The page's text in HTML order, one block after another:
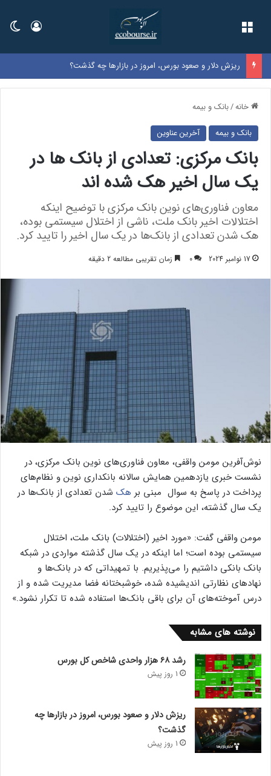
ورود
ریزش دلار و صعود بورس، امروز در بازارها چه گذشت؟
خانه/بانک و بیمه
بانک و بیمه آخرین عناوین
بانک مرکزی: تعدادی از بانک ها در
یک سال اخیر هک شده اند
معاون فناوری‌های نوین بانک مرکزی با توضیح اینکه
اختلالات اخیر بانک ملت، ناشی از اختلال سیستمی بوده،
هک شدن تعدادی از بانک‌ها در یک سال اخیر را تایید کرد.
17 نوامبر 2024 0 زمان تقریبی مطالعه 2 دقیقه
نوش‌آفرین مومن واقفی، معاون فناوری‌های نوین بانک مرکزی، در
نشست خبری یازدهمین همایش سالانه بانکداری نوین و نظام‌های
پرداخت در پاسخ به سوال مبنی بر هک شدن تعدادی از بانک‌ها در
یک سال گذشته، این موضوع را تایید کرد.
مومن واقفی گفت: «مورد اخیر (اختلالات) بانک ملت، اختلال
سیستمی بوده است؛ اما اینکه در یک سال گذشته مواردی در شبکه
بانک بانکی داشتیم را می‌پذیریم. با تمهیداتی که در بانک‌ها و
نهادهای نظارتی اندیشیده شده، خوشبختانه فضا مدیریت شده و از
درس آموخته‌های آن برای باقی بانک‌ها استفاده شده تا تکرار نشود.»
نوشته های مشابه
رشد ۶۸ هزار واحدی شاخص کل بورس
1 روز پیش
ریزش دلار و صعود بورس، امروز در بازارها چه
گذشت؟
1 روز پیش